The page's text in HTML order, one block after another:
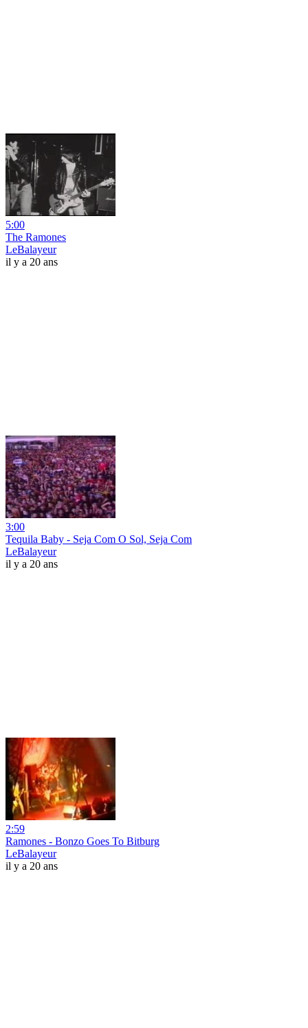
5:00
The Ramones
LeBalayeur
il y a 20 ans
3:00
Tequila Baby - Seja Com O Sol, Seja Com
LeBalayeur
il y a 20 ans
2:59
Ramones - Bonzo Goes To Bitburg
LeBalayeur
il y a 20 ans